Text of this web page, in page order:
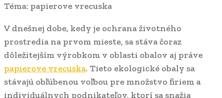
Téma: papierove vrecuska
V dnešnej dobe, kedy je ochrana životného
prostredia na prvom mieste, sa stáva čoraz
dôležitejším výrobkom v oblasti obalov aj práve
papierove vrecuska. Tieto ekologické obaly sa
stávajú obľúbenou voľbou pre množstvo firiem a
individuálnych podnikateľov, ktorí sa snažia